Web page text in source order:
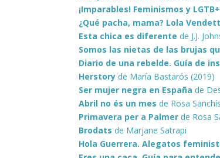
¡Imparables! Feminismos y LGTB+
¿Qué pacha, mama? Lola
Esta chica es diferente de J.J.
Somos las nietas de las brujas
Diario de una rebelde. Guía de
Herstory de María Bastarós (2019)
Ser mujer negra en España de
Abril no és un mes de Rosa Sanchís
Primavera per a Palmer de Rosa
Brodats de Marjane Satrapi
Hola Guerrera. Alegatos